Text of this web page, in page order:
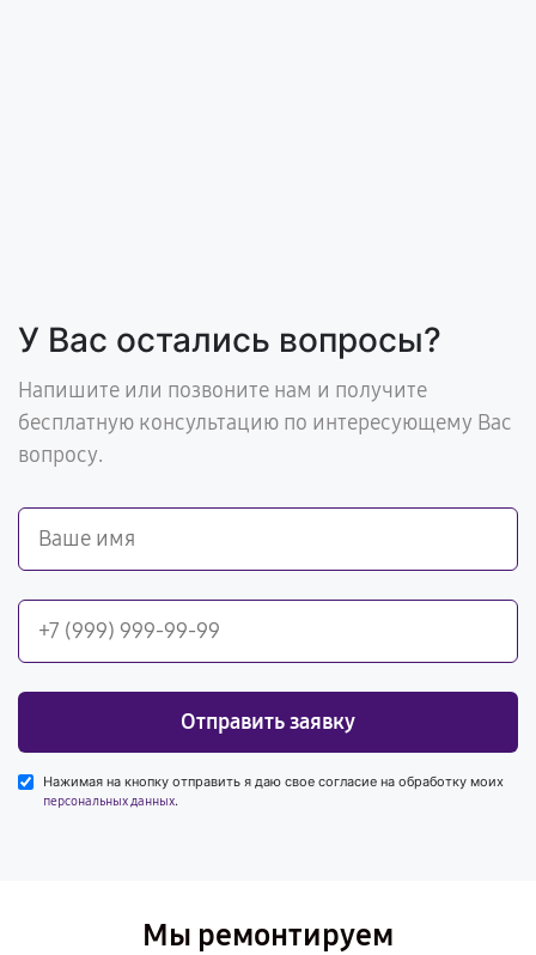
У Вас остались вопросы?
Напишите или позвоните нам и получите
бесплатную консультацию по интересующему Вас
вопросу.
Отправить заявку
Нажимая на кнопку отправить я даю свое согласие на обработку моих
персональных данных.
Мы ремонтируем